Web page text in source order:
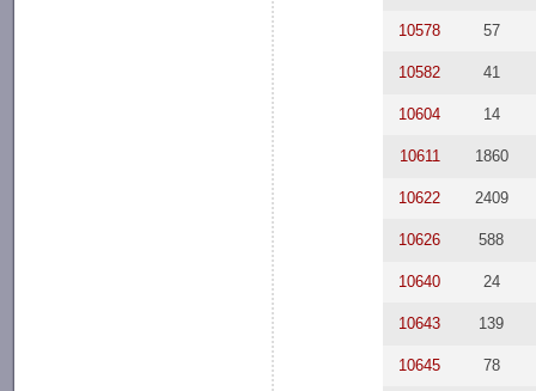
10578 57
10582 41
10604 14
10611 1860
10622 2409
10626 588
10640 24
10643 139
10645 78